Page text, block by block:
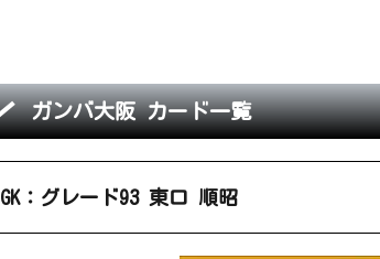
ガンバ大阪 カード一覧
GK：グレード93 東口 順昭